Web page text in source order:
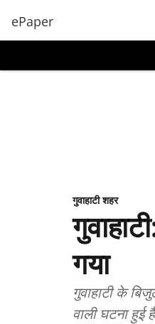
ePaper
गुवाहाटी शहर
गया
गुवाहाटी के
वाली घटना हुई